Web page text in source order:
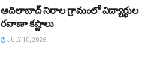
ఆదిలాబాద్‌ నిరాల గ్రామంలో విద్యార్థుల
రవాణా కష్టాలు
JULY 10, 2026